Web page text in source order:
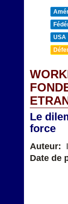
USA
Le
force
Auteur:
Date de